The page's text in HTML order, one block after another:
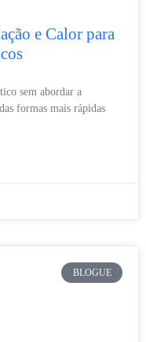
e Calor para
sem abordar a
formas mais rápidas
BLOGUE